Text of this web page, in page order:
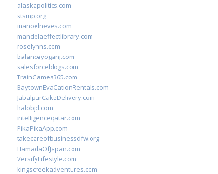
alaskapolitics.com
stsmp.org
manoelneves.com
mandelaeffectlibrary.com
roselynns.com
balanceyoganj.com
salesforceblogs.com
TrainGames365.com
BaytownEvaCationRentals.com
JabalpurCakeDelivery.com
halobjd.com
intelligenceqatar.com
PikaPikaApp.com
takecareofbusinessdfw.org
HamadaOfJapan.com
VersifyLifestyle.com
kingscreekadventures.com